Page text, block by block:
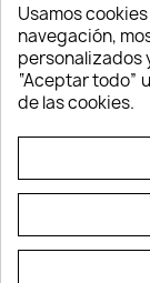
Ropa y Textil
Tecnología
Verano y playa
Vestuario laboral
Usamos
navegación,
personalizados
“Aceptar todo”
de las cookies.